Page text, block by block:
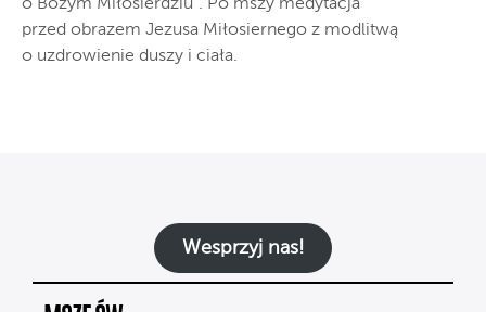
o Bożym Miłosierdziu”. Po mszy medytacja
przed obrazem Jezusa Miłosiernego z modlitwą
o uzdrowienie duszy i ciała.
Wesprzyj nas!